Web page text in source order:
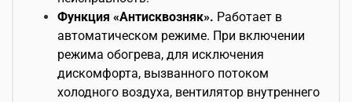
Функция «Антисквозняк». Работает в
автоматическом режиме. При включении
режима обогрева, для исключения
дискомфорта, вызванного потоком
холодного воздуха, вентилятор внутреннего